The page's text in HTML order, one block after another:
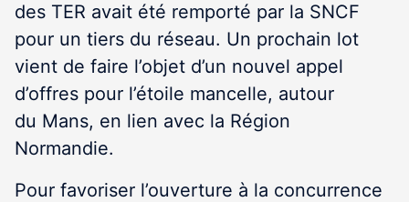
des TER avait été remporté par la SNCF
pour un tiers du réseau. Un prochain lot
vient de faire l’objet d’un nouvel appel
d’offres pour l’étoile mancelle, autour
du Mans, en lien avec la Région
Normandie.
Pour favoriser l’ouverture à la concurrence